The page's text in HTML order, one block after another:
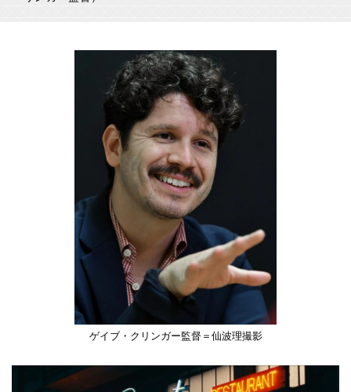
ゲイブ・クリンガー監督＝仙波理撮影